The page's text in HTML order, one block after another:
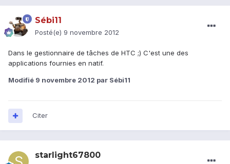
Sébi11
Posté(e) 9 novembre 2012
Dans le gestionnaire de tâches de HTC ;) C'est une des
applications fournies en natif.
Modifié 9 novembre 2012 par Sébi11
Citer
starlight67800